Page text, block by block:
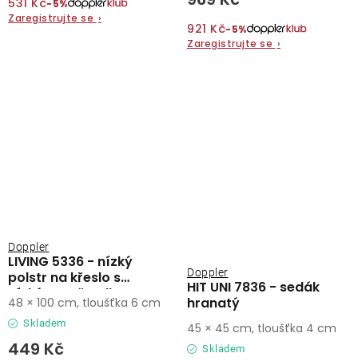
531 Kč−5%
Zaregistrujte se ›
921 Kč−5%
Zaregistrujte se ›
LIVING 5336 - nízký
polstr na křeslo s
nízkým opěradlem
Doppler
Skladem
449 Kč
48 × 100 cm, tloušťka 6 cm
HIT UNI 7836 - sedák
hranatý
Doppler
Skladem
45 × 45 cm, tloušťka 4 cm